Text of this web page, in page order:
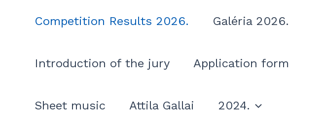
Competition Results 2026. Galéria 2026.
Introduction of the jury Application form
Sheet music Attila Gallai 2024.